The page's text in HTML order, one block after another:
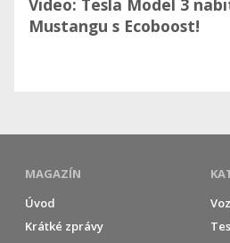
Video: Tesla Model 3
Mustangu s Ecoboost!
MAGAZÍN
Úvod
Krátké zprávy